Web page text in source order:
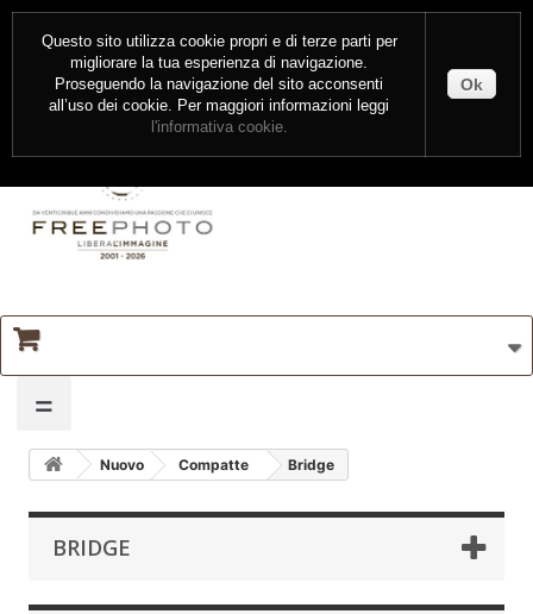
=
Nuovo Compatte Bridge
BRIDGE
Questo sito utilizza cookie propri e di terze parti per
migliorare la tua esperienza di navigazione.
Proseguendo la navigazione del sito acconsenti
all’uso dei cookie. Per maggiori informazioni leggi
l'informativa cookie.
Ok